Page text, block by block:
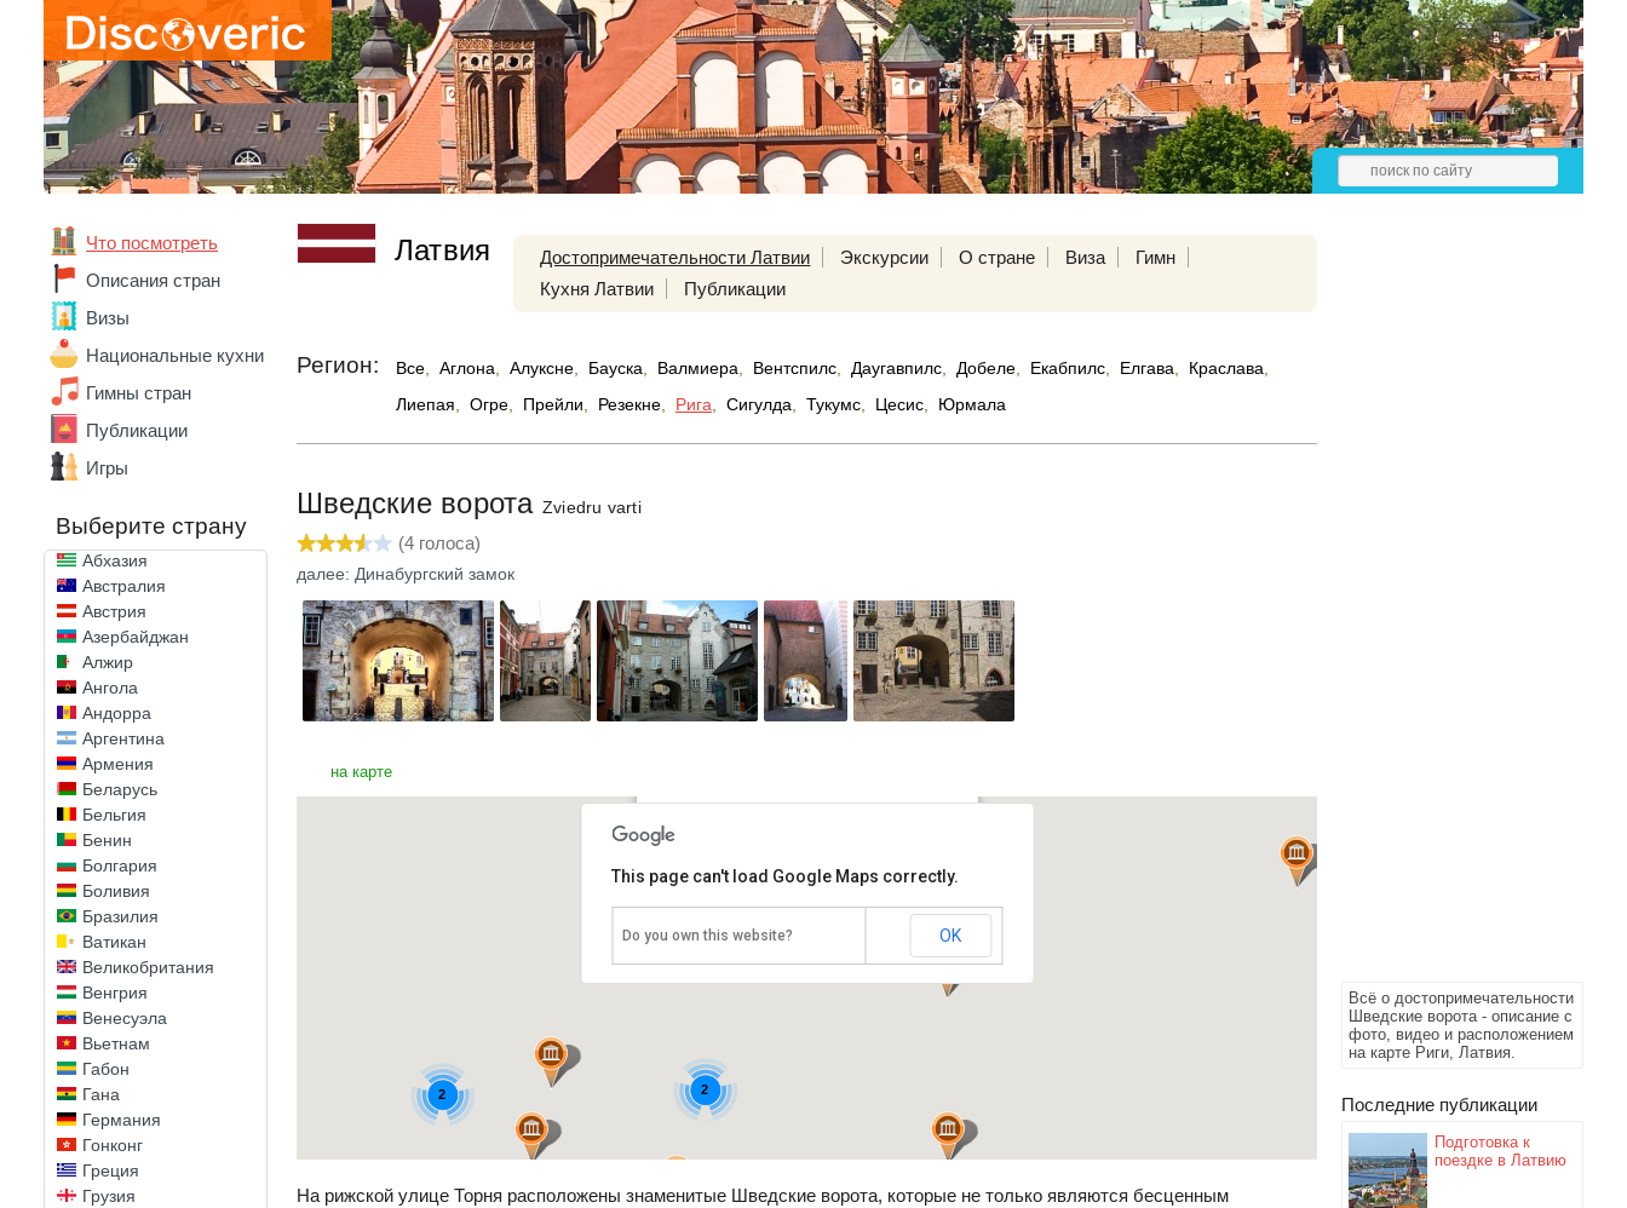
Что посмотреть
Описания стран
Визы
Национальные кухни
Гимны стран
Публикации
Игры
Выберите страну
Абхазия
Австралия
Австрия
Азербайджан
Алжир
Ангола
Андорра
Аргентина
Армения
Беларусь
Бельгия
Бенин
Болгария
Боливия
Бразилия
Ватикан
Великобритания
Венгрия
Венесуэла
Вьетнам
Габон
Гана
Германия
Гонконг
Греция
Грузия
Всё о достопримечательности
Шведские ворота - описание с
фото, видео и расположением
на карте Риги, Латвия.
Последние публикации
Подготовка к
поездке в Латвию
Латвия Достопримечательности Латвии Экскурсии О стране Виза
Гимн
Кухня Латвии
Публикации
Регион: Все Аглона Алуксне Бауска Валмиера Вентспилс Даугавпилс Добеле Екабпилс Елгава Краслава
Лиепая
Огре Прейли Резекне Рига Сигулда Тукумс Цесис Юрмала
Шведские ворота Zviedru varti
(4 голоса)
далее: Динабургский замок
на карте
2
2
Латвия, Рига
This page can't load Google Maps correctly.
Do you own this website? OK
На рижской улице Торня расположены знаменитые Шведские ворота, которые не только являются бесценным